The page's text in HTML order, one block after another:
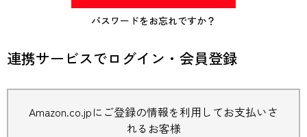
パスワードをお忘れですか？
連携サービスでログイン・会員登録
Amazon.co.jpにご登録の情報を利用してお支払いさ
れるお客様